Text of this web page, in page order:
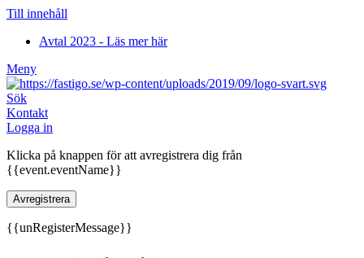
Till innehåll
Avtal 2023 - Läs mer här
Meny
Sök
Kontakt
Logga in
Klicka på knappen för att avregistrera dig från
{{event.eventName}}
Avregistrera
{{unRegisterMessage}}